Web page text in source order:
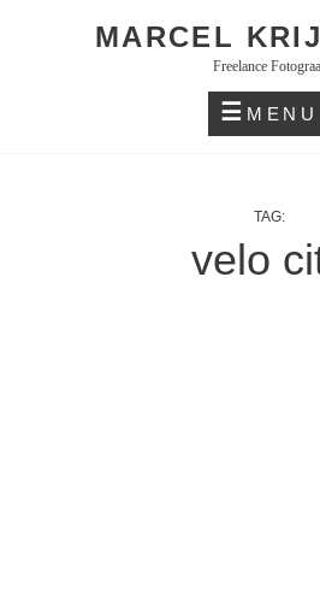
MARCEL
Freelance
MENU
TAG:
velo